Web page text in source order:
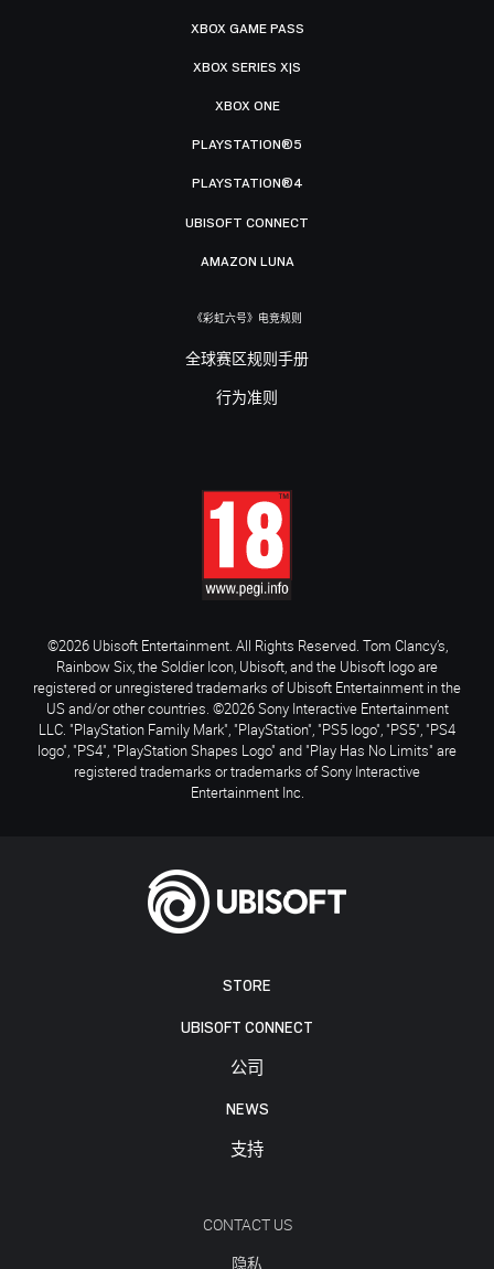
STORE
UBISOFT CONNECT
公司
NEWS
支持
CONTACT US
隐私
XBOX GAME PASS
XBOX SERIES X|S
XBOX ONE
PLAYSTATION®5
PLAYSTATION®4
UBISOFT CONNECT
AMAZON LUNA
《彩虹六号》电竞规则
全球赛区规则手册
行为准则
©2026 Ubisoft Entertainment. All Rights Reserved. Tom Clancy’s,
Rainbow Six, the Soldier Icon, Ubisoft, and the Ubisoft logo are
registered or unregistered trademarks of Ubisoft Entertainment in the
US and/or other countries. ©2026 Sony Interactive Entertainment
LLC. "PlayStation Family Mark", "PlayStation", "PS5 logo", "PS5", "PS4
logo", "PS4", "PlayStation Shapes Logo" and "Play Has No Limits" are
registered trademarks or trademarks of Sony Interactive
Entertainment Inc.